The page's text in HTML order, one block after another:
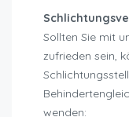
Sollten Sie mit
zufrieden sein,
wenden: